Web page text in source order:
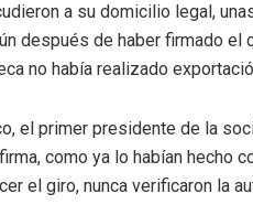
a su domicilio legal,
después de haber firmado el
no había realizado
el primer presidente de la
como ya lo habían hecho
el giro, nunca verificaron la